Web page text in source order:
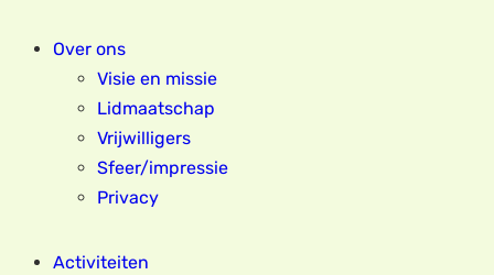
Over ons
Visie en missie
Lidmaatschap
Vrijwilligers
Sfeer/impressie
Privacy
Activiteiten